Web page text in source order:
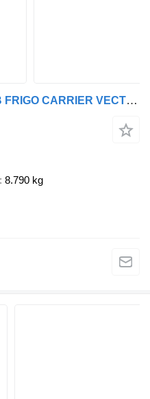
Schmitz Cargobull SCB*S3B FRIGO CARRIER VECTOR 1950 Mt - BI-TEMP - 2 COMPARTIMENTS
8.790 kg